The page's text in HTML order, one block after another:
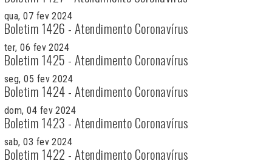
qua, 07 fev 2024
Boletim 1426 - Atendimento Coronavírus
ter, 06 fev 2024
Boletim 1425 - Atendimento Coronavírus
seg, 05 fev 2024
Boletim 1424 - Atendimento Coronavírus
dom, 04 fev 2024
Boletim 1423 - Atendimento Coronavírus
sab, 03 fev 2024
Boletim 1422 - Atendimento Coronavírus